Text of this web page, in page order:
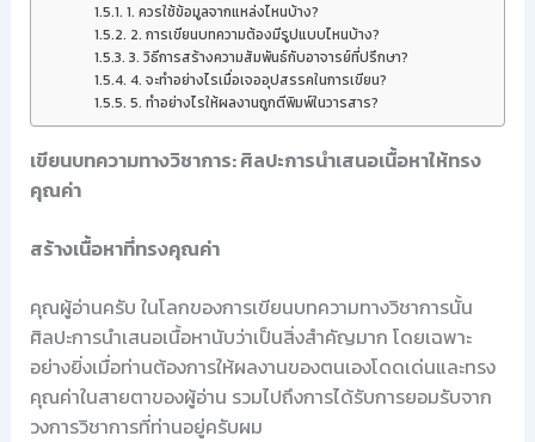
1. ควรใช้ข้อมูลจากแหล่งไหนบ้าง?
2. การเขียนบทความต้องมีรูปแบบไหนบ้าง?
3. วิธีการสร้างความสัมพันธ์กับอาจารย์ที่ปรึกษา?
4. จะทำอย่างไรเมื่อเจออุปสรรคในการเขียน?
5. ทำอย่างไรให้ผลงานถูกตีพิมพ์ในวารสาร?
เขียนบทความทางวิชาการ: ศิลปะการนำเสนอเนื้อหาให้ทรง
คุณค่า
สร้างเนื้อหาที่ทรงคุณค่า
คุณผู้อ่านครับ ในโลกของการเขียนบทความทางวิชาการนั้น
ศิลปะการนำเสนอเนื้อหานับว่าเป็นสิ่งสำคัญมาก โดยเฉพาะ
อย่างยิ่งเมื่อท่านต้องการให้ผลงานของตนเองโดดเด่นและทรง
คุณค่าในสายตาของผู้อ่าน รวมไปถึงการได้รับการยอมรับจาก
วงการวิชาการที่ท่านอยู่ครับผม